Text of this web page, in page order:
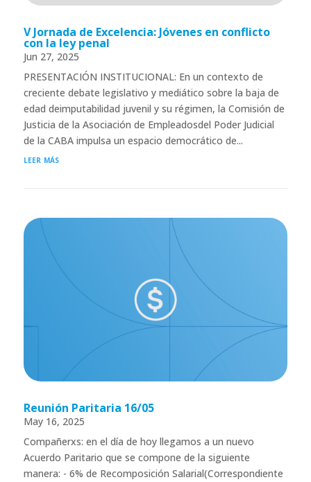
V Jornada de Excelencia: Jóvenes en conflicto
con la ley penal
Jun 27, 2025
PRESENTACIÓN INSTITUCIONAL: En un contexto de
creciente debate legislativo y mediático sobre la baja de
edad deimputabilidad juvenil y su régimen, la Comisión de
Justicia de la Asociación de Empleadosdel Poder Judicial
de la CABA impulsa un espacio democrático de...
leer más
Reunión Paritaria 16/05
May 16, 2025
Compañerxs: en el día de hoy llegamos a un nuevo
Acuerdo Paritario que se compone de la siguiente
manera: - 6% de Recomposición Salarial(Correspondiente